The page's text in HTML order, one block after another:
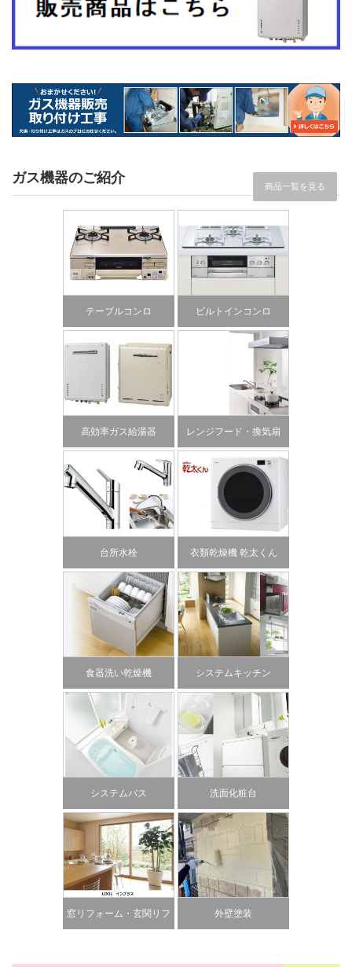
ガス機器のご紹介
テーブルコンロ ビルトインコンロ
高効率ガス給湯器 レンジフード・換気扇
台所水栓 衣類乾燥機 乾太くん
食器洗い乾燥機 システムキッチン
システムバス 洗面化粧台
窓リフォーム・玄関リフ 外壁塗装
商品一覧を見る